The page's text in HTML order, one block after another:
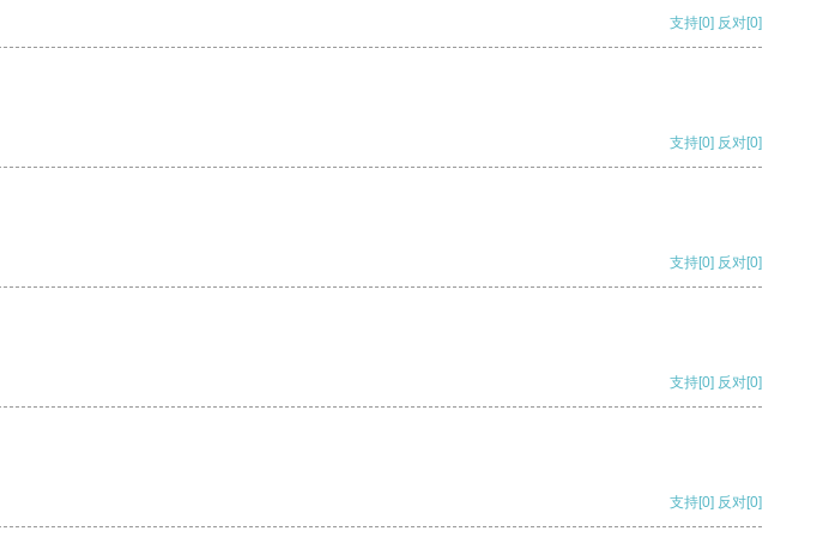
支持[0] 反对[0]
支持[0] 反对[0]
支持[0] 反对[0]
支持[0] 反对[0]
支持[0] 反对[0]